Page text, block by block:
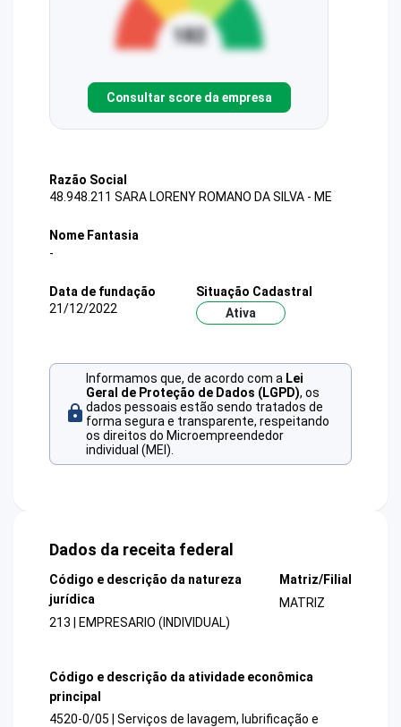
Consultar score da empresa
Razão Social
48.948.211 SARA LORENY ROMANO DA SILVA - ME
Nome Fantasia
-
Data de fundação
21/12/2022
Situação Cadastral
Ativa
Informamos que, de acordo com a Lei
Geral de Proteção de Dados (LGPD), os
dados pessoais estão sendo tratados de
forma segura e transparente, respeitando
os direitos do Microempreendedor
individual (MEI).
Dados da receita federal
Código e descrição da natureza
jurídica
213 | EMPRESARIO (INDIVIDUAL)
Matriz/Filial
MATRIZ
Código e descrição da atividade econômica
principal
4520-0/05 | Serviços de lavagem, lubrificação e